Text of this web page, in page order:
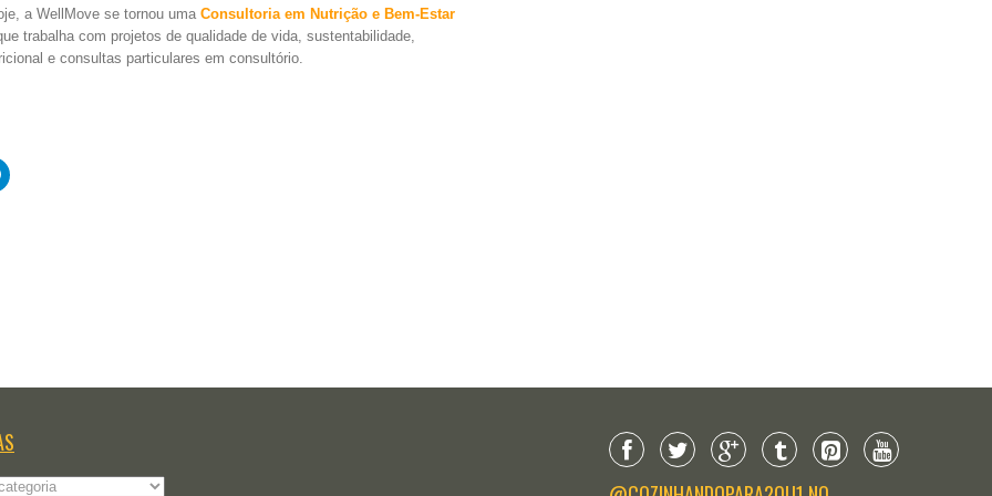
a WellMove se tornou uma Consultoria em Nutrição e Bem-Estar
trabalha com projetos de qualidade de vida, sustentabilidade,
e consultas particulares em consultório.
Clique
para